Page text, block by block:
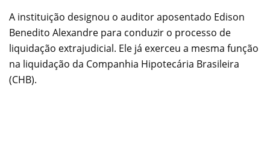
A instituição designou o auditor aposentado Edison
Benedito Alexandre para conduzir o processo de
liquidação extrajudicial. Ele já exerceu a mesma função
na liquidação da Companhia Hipotecária Brasileira
(CHB).